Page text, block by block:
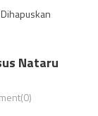
Nataru